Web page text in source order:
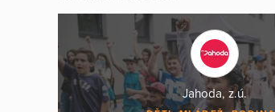
Jahoda, z.ú.